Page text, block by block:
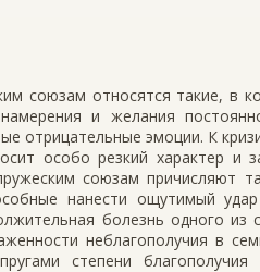
союзам относятся такие, в
и желания
отрицательные эмоции. К
особо резкий характер и
союзам причисляют
нанести ощутимый
болезнь одного из
неблагополучия в
степени